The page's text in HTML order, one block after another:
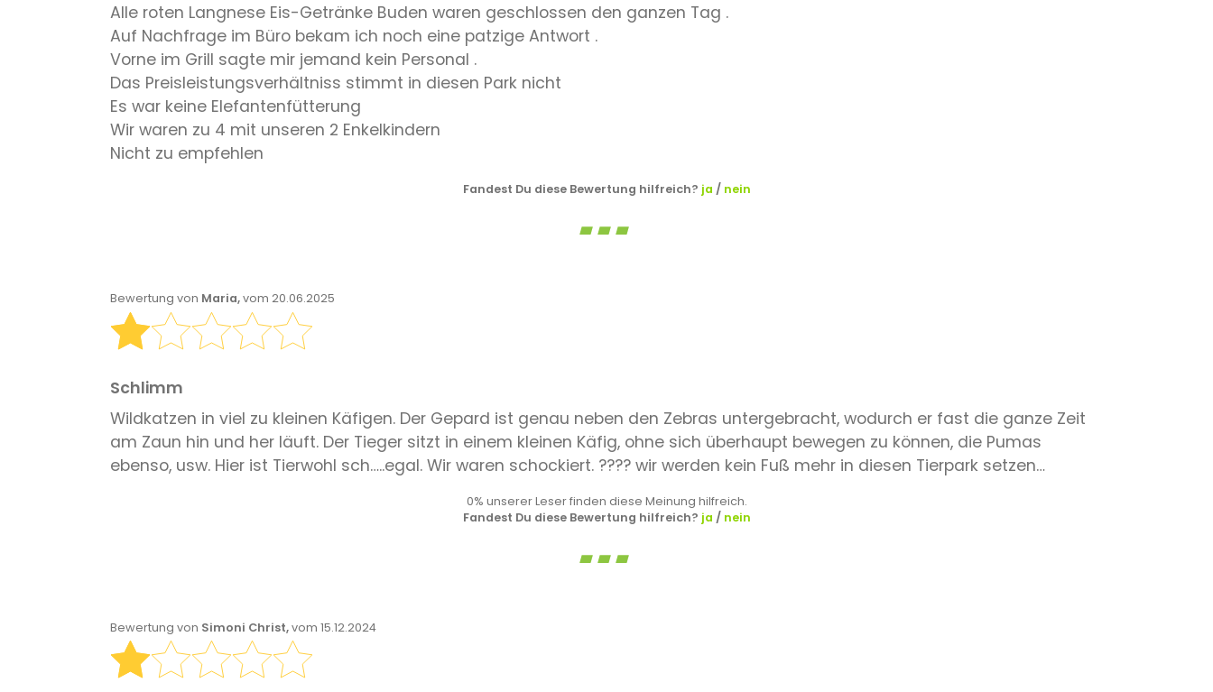
Alle roten Langnese Eis-Getränke Buden waren geschlossen den ganzen Tag .
Auf Nachfrage im Büro bekam ich noch eine patzige Antwort .
Vorne im Grill sagte mir jemand kein Personal .
Das Preisleistungsverhältniss stimmt in diesen Park nicht
Es war keine Elefantenfütterung
Wir waren zu 4 mit unseren 2 Enkelkindern
Nicht zu empfehlen
Fandest Du diese Bewertung hilfreich? ja / nein
Bewertung von Maria,vom 20.06.2025
Schlimm
Wildkatzen in viel zu kleinen Käfigen. Der Gepard ist genau neben den Zebras untergebracht, wodurch er fast die ganze Zeit
am Zaun hin und her läuft. Der Tieger sitzt in einem kleinen Käfig, ohne sich überhaupt bewegen zu können, die Pumas
ebenso, usw. Hier ist Tierwohl sch…..egal. Wir waren schockiert. ???? wir werden kein Fuß mehr in diesen Tierpark setzen…
0% unserer Leser finden diese Meinung hilfreich.
Fandest Du diese Bewertung hilfreich? ja / nein
Bewertung von Simoni Christ,vom 15.12.2024